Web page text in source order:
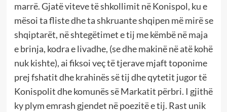
marrë. Gjatë viteve të shkollimit në Konispol, ku e
mësoi ta fliste dhe ta shkruante shqipen më mirë se
shqiptarët, në shtegëtimet e tij me këmbë në maja
e brinja, kodra e livadhe, (se dhe makinë në atë kohë
nuk kishte), ai fiksoi veç të tjerave mjaft toponime
prej fshatit dhe krahinës së tij dhe qytetit jugor të
Konispolit dhe komunës së Markatit përbri. I gjithë
ky plym emrash gjendet në poezitë e tij. Rast unik